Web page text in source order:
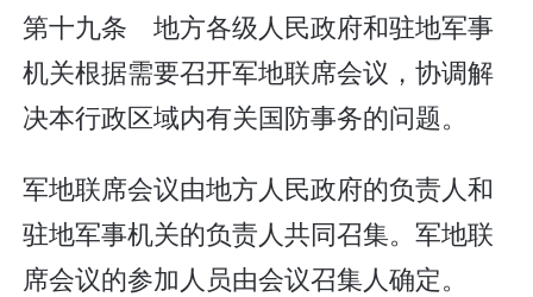
第十九条 地方各级人民政府和驻地军事
机关根据需要召开军地联席会议，协调解
决本行政区域内有关国防事务的问题。
军地联席会议由地方人民政府的负责人和
驻地军事机关的负责人共同召集。军地联
席会议的参加人员由会议召集人确定。